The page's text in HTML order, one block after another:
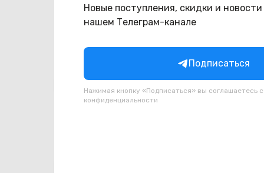
Новые поступления, скидки и
нашем Телеграм-канале
Подписаться
Нажимая кнопку «Подписаться» вы соглашаетесь
конфиденциальности
Состояние новый
Похожие товары